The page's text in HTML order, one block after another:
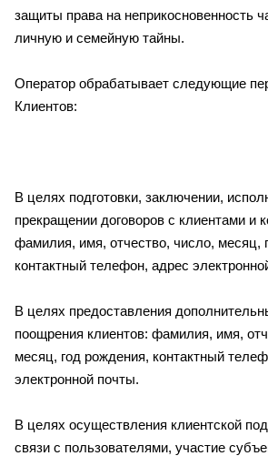
защиты права на неприкосновенность
личную и семейную тайны.
Оператор обрабатывает следующие
Клиентов:
В целях подготовки, заключении,
прекращении договоров с клиентами и
фамилия, имя, отчество, число, месяц,
контактный телефон, адрес
В целях предоставления
поощрения клиентов: фамилия, имя,
месяц, год рождения, контактный
электронной почты.
В целях осуществления клиентской
связи с пользователями, участие